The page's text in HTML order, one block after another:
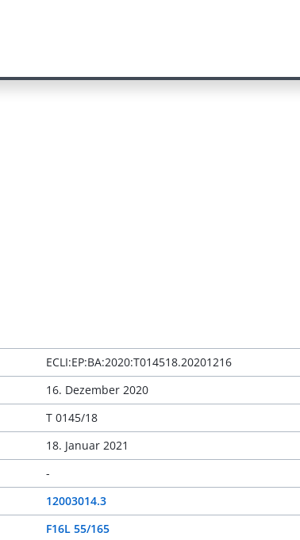
ECLI:EP:BA:2020:T014518.20201216
16. Dezember 2020
T 0145/18
18. Januar 2021
-
12003014.3
F16L 55/165